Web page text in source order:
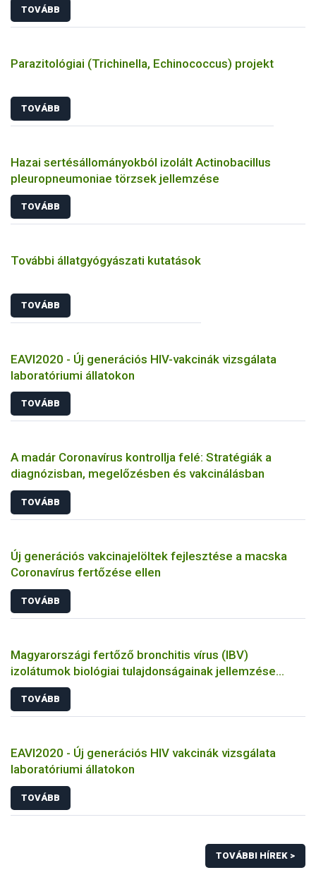
TOVÁBB
Parazitológiai (Trichinella, Echinococcus) projekt
TOVÁBB
Hazai sertésállományokból izolált Actinobacillus
pleuropneumoniae törzsek jellemzése
TOVÁBB
További állatgyógyászati kutatások
TOVÁBB
EAVI2020 - Új generációs HIV-vakcinák vizsgálata
laboratóriumi állatokon
TOVÁBB
A madár Coronavírus kontrollja felé: Stratégiák a
diagnózisban, megelőzésben és vakcinálásban
TOVÁBB
Új generációs vakcinajelöltek fejlesztése a macska
Coronavírus fertőzése ellen
TOVÁBB
Magyarországi fertőző bronchitis vírus (IBV)
izolátumok biológiai tulajdonságainak jellemzése
állatkísérletes és molekuláris biológiai eszközökkel
TOVÁBB
EAVI2020 - Új generációs HIV vakcinák vizsgálata
laboratóriumi állatokon
TOVÁBB
TOVÁBBI HÍREK >